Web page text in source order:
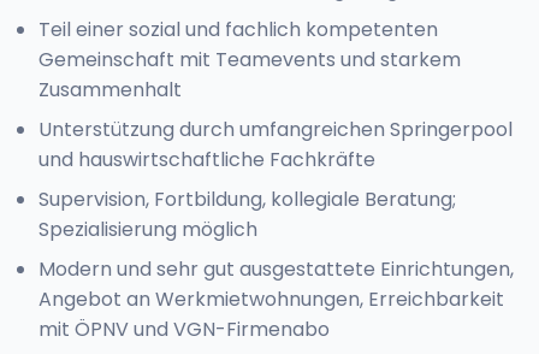
Teil einer sozial und fachlich kompetenten
Gemeinschaft mit Teamevents und starkem
Zusammenhalt
Unterstützung durch umfangreichen Springerpool
und hauswirtschaftliche Fachkräfte
Supervision, Fortbildung, kollegiale Beratung;
Spezialisierung möglich
Modern und sehr gut ausgestattete Einrichtungen,
Angebot an Werkmietwohnungen, Erreichbarkeit
mit ÖPNV und VGN-Firmenabo